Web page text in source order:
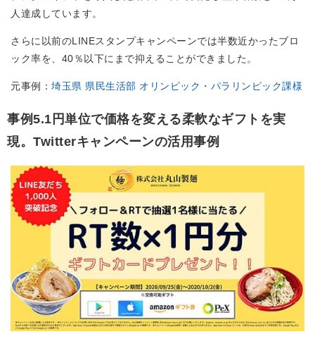
人達成しています。
さらに以前のLINEスタンプキャンペーンでは半数近かったブロ
ック率を、40％以下にまで抑えることができました。
元事例： 埼玉県 県民生活部 オリンピック・パラリンピック課様
事例5.1円単位で価格を変える柔軟なギフトを実
現。Twitterキャンペーンの活用事例